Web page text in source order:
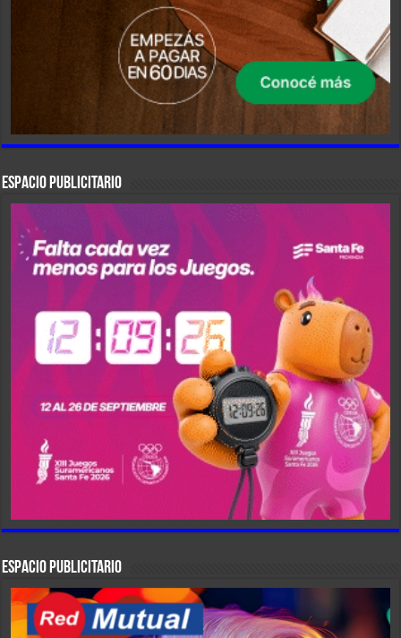
ESPACIO PUBLICITARIO
ESPACIO PUBLICITARIO